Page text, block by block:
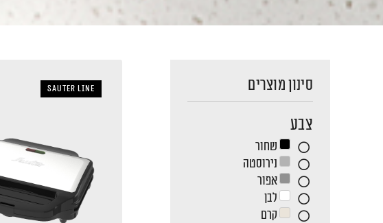
סינון מוצרים
צבע
שחור
נירוסטה
אפור
לבן
קרם
sauter LINE